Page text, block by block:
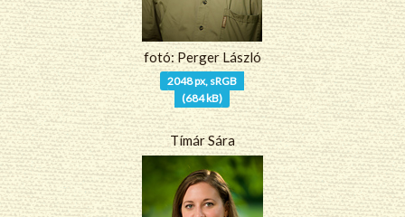
fotó: Perger László
2048 px, sRGB
(684 kB)
Tímár Sára